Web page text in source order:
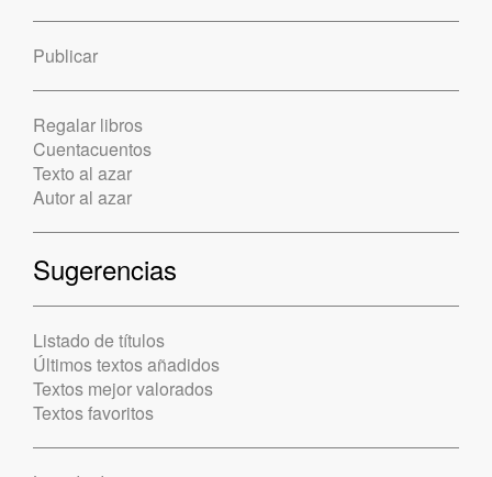
Publicar
Regalar libros
Cuentacuentos
Texto al azar
Autor al azar
Sugerencias
Listado de títulos
Últimos textos añadidos
Textos mejor valorados
Textos favoritos